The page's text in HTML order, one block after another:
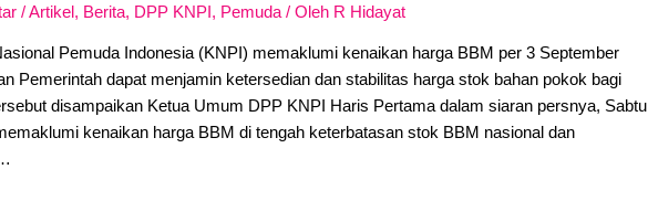
/Artikel, Berita, DPP KNPI, Pemuda / Oleh R Hidayat
Pemuda Indonesia (KNPI) memaklumi kenaikan harga BBM per 3 September
Pemerintah dapat menjamin ketersedian dan stabilitas harga stok bahan pokok bagi
disampaikan Ketua Umum DPP KNPI Haris Pertama dalam siaran persnya, Sabtu
kenaikan harga BBM di tengah keterbatasan stok BBM nasional dan